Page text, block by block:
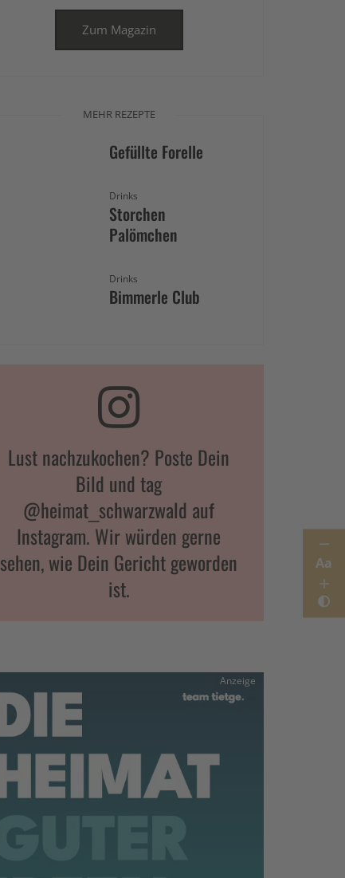
Aa
Zum Magazin
MEHR REZEPTE
Gefüllte Forelle
Drinks
Storchen
Palömchen
Drinks
Bimmerle Club
Lust nachzukochen? Poste Dein
Bild und tag
@heimat_schwarzwald auf
Instagram. Wir würden gerne
sehen, wie Dein Gericht geworden
ist.
Anzeige